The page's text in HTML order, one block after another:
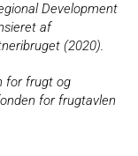
Development
af
(2020).
for frugt og
for frugtavlen